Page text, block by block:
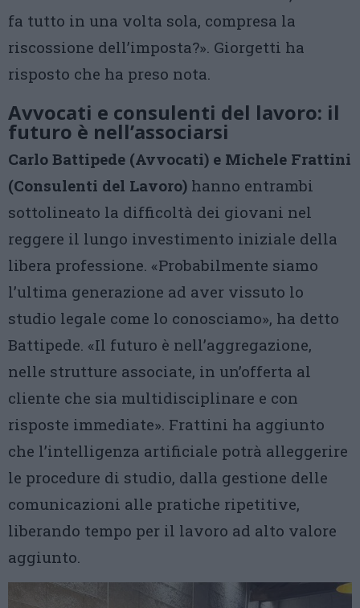
fa tutto in una volta sola, compresa la
riscossione dell’imposta?». Giorgetti ha
risposto che ha preso nota.
Avvocati e consulenti del lavoro: il
futuro è nell’associarsi
Carlo Battipede (Avvocati) e Michele Frattini
(Consulenti del Lavoro) hanno entrambi
sottolineato la difficoltà dei giovani nel
reggere il lungo investimento iniziale della
libera professione. «Probabilmente siamo
l’ultima generazione ad aver vissuto lo
studio legale come lo conosciamo», ha detto
Battipede. «Il futuro è nell’aggregazione,
nelle strutture associate, in un’offerta al
cliente che sia multidisciplinare e con
risposte immediate». Frattini ha aggiunto
che l’intelligenza artificiale potrà alleggerire
le procedure di studio, dalla gestione delle
comunicazioni alle pratiche ripetitive,
liberando tempo per il lavoro ad alto valore
aggiunto.